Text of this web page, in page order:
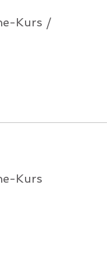
Kurs /
Kurs